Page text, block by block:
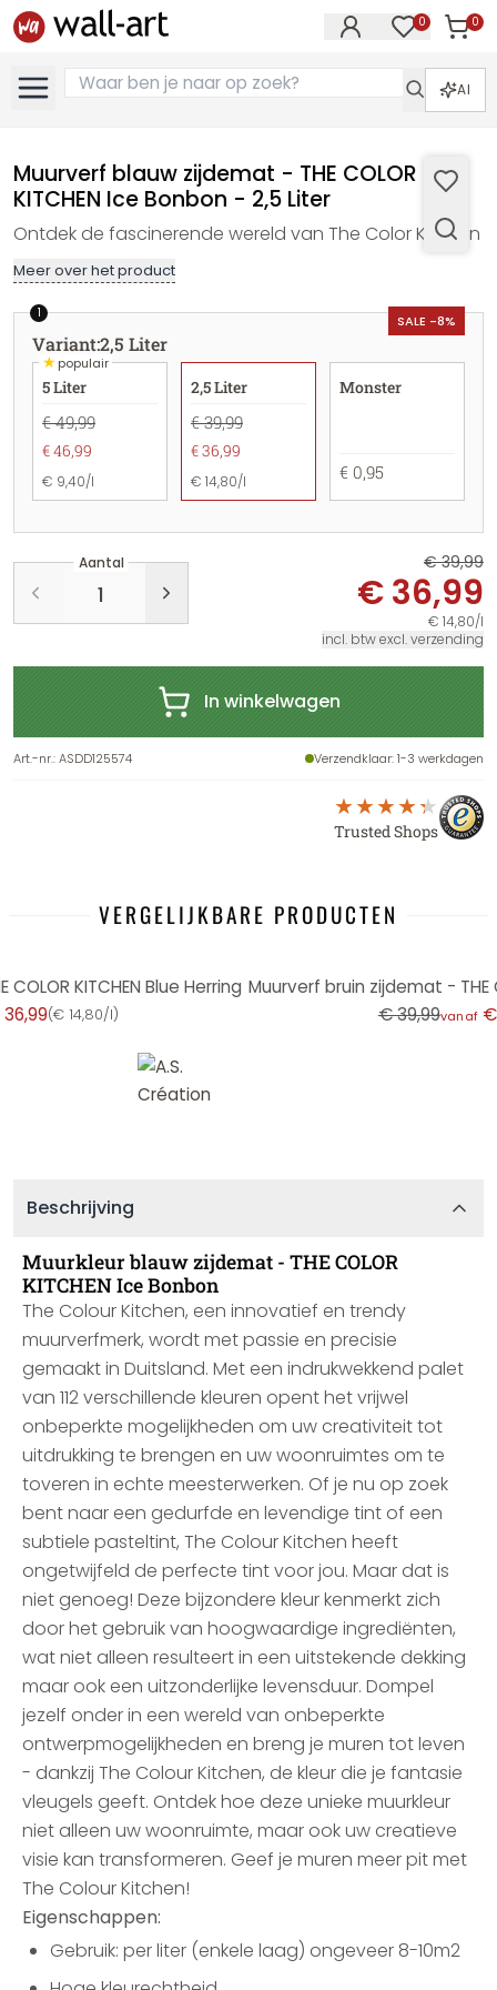
0 0
AI
Muurverf blauw zijdemat - THE COLOR
KITCHEN Ice Bonbon - 2,5 Liter
Ontdek de fascinerende wereld van The Color Kitchen
Meer over het product
SALE -8%
1
Variant:2,5 Liter
★populair
5 Liter
€ 49,99
€ 46,99
€ 9,40/l
2,5 Liter
€ 39,99
€ 36,99
€ 14,80/l
Monster
€ 0,95
Aantal € 39,99
€ 36,99
€ 14,80/l
incl. btw excl. verzending
In winkelwagen
Art.-nr.:ASDD125574 Verzendklaar: 1-3 werkdagen
Trusted Shops
VERGELIJKBARE PRODUCTEN
KITCHEN Blue Herring
(€ 14,80/l) € 39,99vanaf
Beschrijving
Muurkleur blauw zijdemat - THE COLOR
KITCHEN Ice Bonbon
The Colour Kitchen, een innovatief en trendy
muurverfmerk, wordt met passie en precisie
gemaakt in Duitsland. Met een indrukwekkend palet
van 112 verschillende kleuren opent het vrijwel
onbeperkte mogelijkheden om uw creativiteit tot
uitdrukking te brengen en uw woonruimtes om te
toveren in echte meesterwerken. Of je nu op zoek
bent naar een gedurfde en levendige tint of een
subtiele pasteltint, The Colour Kitchen heeft
ongetwijfeld de perfecte tint voor jou. Maar dat is
niet genoeg! Deze bijzondere kleur kenmerkt zich
door het gebruik van hoogwaardige ingrediënten,
wat niet alleen resulteert in een uitstekende dekking
maar ook een uitzonderlijke levensduur. Dompel
jezelf onder in een wereld van onbeperkte
ontwerpmogelijkheden en breng je muren tot leven
- dankzij The Colour Kitchen, de kleur die je fantasie
vleugels geeft. Ontdek hoe deze unieke muurkleur
niet alleen uw woonruimte, maar ook uw creatieve
visie kan transformeren. Geef je muren meer pit met
The Colour Kitchen!
Eigenschappen:
Gebruik: per liter (enkele laag) ongeveer 8-10m2